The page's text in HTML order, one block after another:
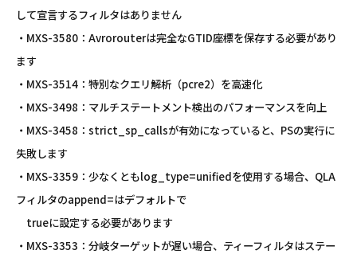
して宣言するフィルタはありません
・MXS-3580：Avrorouterは完全なGTID座標を保存する必要があり
ます
・MXS-3514：特別なクエリ解析（pcre2）を高速化
・MXS-3498：マルチステートメント検出のパフォーマンスを向上
・MXS-3458：strict_sp_callsが有効になっていると、PSの実行に
失敗します
・MXS-3359：少なくともlog_type=unifiedを使用する場合、QLA
フィルタのappend=はデフォルトで
trueに設定する必要があります
・MXS-3353：分岐ターゲットが遅い場合、ティーフィルタはステー